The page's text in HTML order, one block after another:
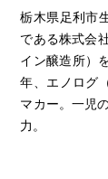
栃木県足利市
である株式会
イン醸造所）
年、エノログ
マカー。一児
力。